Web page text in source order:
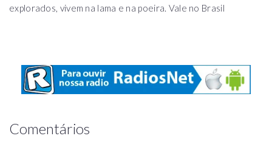
explorados, vivem na lama e na poeira. Vale no Brasil
Comentários